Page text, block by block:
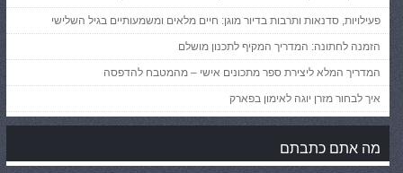
פעילויות, סדנאות ותרבות בדיור מוגן: חיים מלאים ומשמעותיים בגיל השלישי
הזמנה לחתונה: המדריך המקיף לתכנון מושלם
המדריך המלא ליצירת ספר מתכונים אישי – מהמטבח להדפסה
איך לבחור מזרן יוגה לאימון בפארק
מה אתם כתבתם